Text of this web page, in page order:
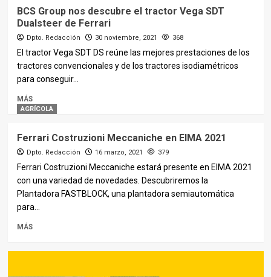
BCS Group nos descubre el tractor Vega SDT
Dualsteer de Ferrari
Dpto. Redacción 30 noviembre, 2021 368
El tractor Vega SDT DS reúne las mejores prestaciones de los
tractores convencionales y de los tractores isodiamétricos
para conseguir...
MÁS
AGRÍCOLA
Ferrari Costruzioni Meccaniche en EIMA 2021
Dpto. Redacción 16 marzo, 2021 379
Ferrari Costruzioni Meccaniche estará presente en EIMA 2021
con una variedad de novedades. Descubriremos la
Plantadora FASTBLOCK, una plantadora semiautomática
para...
MÁS